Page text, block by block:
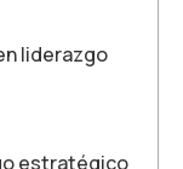
liderazgo
estratégico